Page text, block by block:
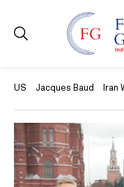
US Jacques Baud Iran